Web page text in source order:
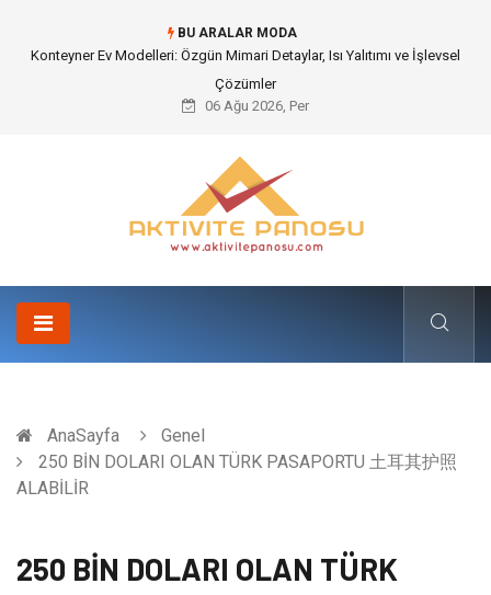
BU ARALAR MODA
Nakliye Nedir ve Tedarik Zincirindeki Önemi Nasıl Anlaşılır?
06 Ağu 2026, Per
AnaSayfa
Genel
250 BİN DOLARI OLAN TÜRK PASAPORTU 土耳其护照
ALABİLİR
250 BİN DOLARI OLAN TÜRK